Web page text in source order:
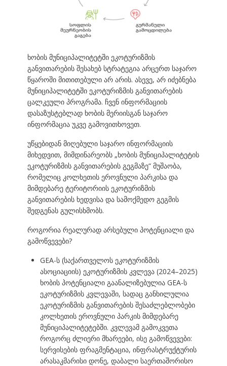
ხობის მუნიციპალიტეტში ეკოტურიზმის
განვითარების შესახებ სტრატეგია არცერთ საჯარო
წყაროში მითითებული არ არის. ასევე, არ იძებნება
მუნიციპალიტეტში ეკოტურიზმის განვითარების
ცალკეული პროგრამა. ჩვენ ინფორმაციის
დასაზუსტებლად ხობის მერიისგან საჯარო
ინფორმაცია უკვე გამოვითხოვეთ.
უწყებიდან მიღებული საჯარო ინფორმაციის
მიხედვით, მიმდინარეობს „ხობის მუნიციპალიტეტის
ეკოტურიზმის განვითარების გეგმაზე“ მუშაობა,
რომელიც კოლხეთის ეროვნული პარკისა და
მიმდებარე ტერიტორიის ეკოტურიზმის
განვითარების ხედვისა და სამოქმედო გეგმის
შედგენას გულისხმობს.
როგორია რეალურად არსებული პოტენციალი და
გამოწვევები?
GEA-ს (საქართველოს ეკოტურიზმის
ასოციაციის) ეკოტურიზმის კვლევა (2024–2025)
ხობის პოტენციალი გაანალიზებულია GEA-ს
ეკოტურიზმის კვლევაში, სადაც განხილულია
ეკოტურიზმის განვითარების შესაძლებლობები
კოლხეთის ეროვნული პარკის მიმდებარე
მუნიციპალიტეტებში. კვლევამ გამოკვეთა
როგორც ძლიერი მხარეები, ისე გამოწვევები:
სერვისების ფრაგმენტაცია, ინფრასტრუქტურის
არასაკმარისი დონე, დაბალი საერთაშორისო